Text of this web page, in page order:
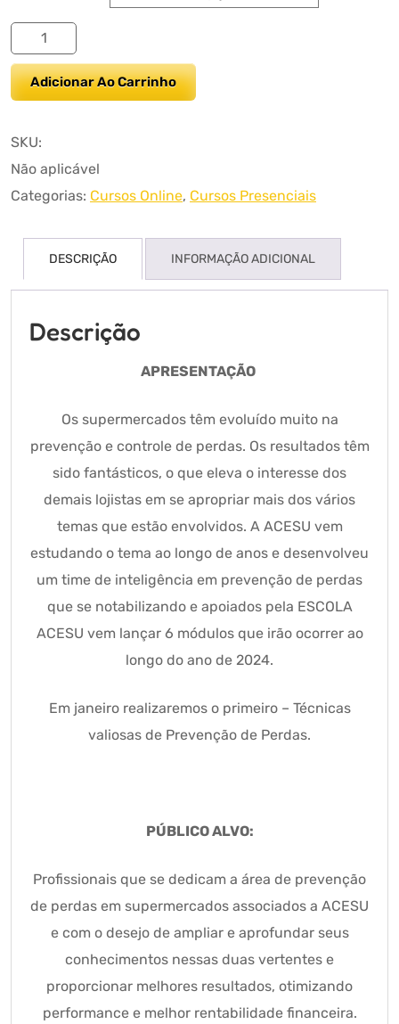
TÉCNICAS
VALIOSAS
DE
DE
PERDAS
quantidade
Adicionar Ao Carrinho
SKU:
Não aplicável
Categorias: Cursos Online, Cursos Presenciais
DESCRIÇÃO INFORMAÇÃO ADICIONAL
Descrição
APRESENTAÇÃO
Os supermercados têm evoluído muito na
prevenção e controle de perdas. Os resultados têm
sido fantásticos, o que eleva o interesse dos
demais lojistas em se apropriar mais dos vários
temas que estão envolvidos. A ACESU vem
estudando o tema ao longo de anos e desenvolveu
um time de inteligência em prevenção de perdas
que se notabilizando e apoiados pela ESCOLA
ACESU vem lançar 6 módulos que irão ocorrer ao
longo do ano de 2024.
Em janeiro realizaremos o primeiro – Técnicas
valiosas de Prevenção de Perdas.
PÚBLICO ALVO:
Profissionais que se dedicam a área de prevenção
de perdas em supermercados associados a ACESU
e com o desejo de ampliar e aprofundar seus
conhecimentos nessas duas vertentes e
proporcionar melhores resultados, otimizando
performance e melhor rentabilidade financeira.